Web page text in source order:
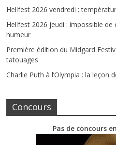
Hellfest 2026 vendredi :
Hellfest 2026 jeudi : impossible
humeur
Première édition du Midgard
tatouages
Charlie Puth à l’Olympia : la leçon
Concours
Pas de concours